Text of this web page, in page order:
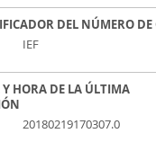
DEL NÚMERO
IEF
Y HORA DE LA ÚLTIMA
20180219170307.0